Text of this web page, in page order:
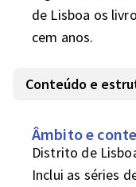
de Lisboa os
cem anos.
Conteúdo e
Âmbito e
Distrito de
Inclui as séries